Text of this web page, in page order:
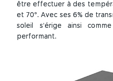
être effectuer à des
et 70°. Avec ses 6% de
soleil s’érige ainsi
performant.